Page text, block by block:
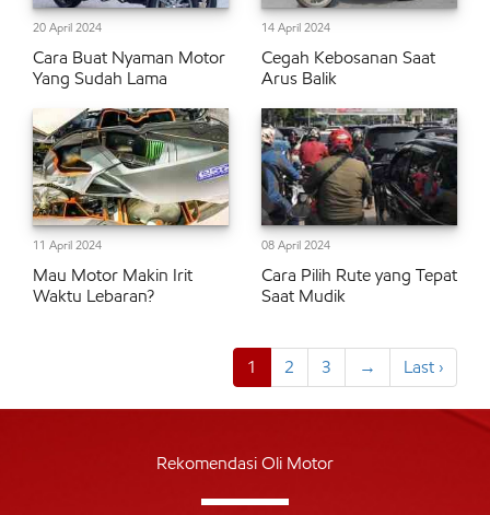
20 April 2024
Cara Buat Nyaman Motor
Yang Sudah Lama
14 April 2024
Cegah Kebosanan Saat
Arus Balik
11 April 2024
Mau Motor Makin Irit
Waktu Lebaran?
08 April 2024
Cara Pilih Rute yang Tepat
Saat Mudik
1 2 3 → Last ›
Rekomendasi Oli Motor